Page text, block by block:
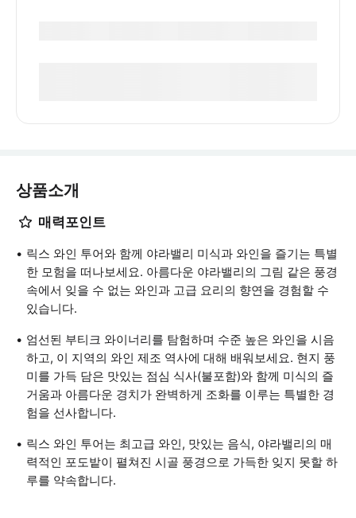
상품소개
매력포인트
릭스 와인 투어와 함께 야라밸리 미식과 와인을 즐기는 특별
한 모험을 떠나보세요. 아름다운 야라밸리의 그림 같은 풍경
속에서 잊을 수 없는 와인과 고급 요리의 향연을 경험할 수
있습니다.
엄선된 부티크 와이너리를 탐험하며 수준 높은 와인을 시음
하고, 이 지역의 와인 제조 역사에 대해 배워보세요. 현지 풍
미를 가득 담은 맛있는 점심 식사(불포함)와 함께 미식의 즐
거움과 아름다운 경치가 완벽하게 조화를 이루는 특별한 경
험을 선사합니다.
릭스 와인 투어는 최고급 와인, 맛있는 음식, 야라밸리의 매
력적인 포도밭이 펼쳐진 시골 풍경으로 가득한 잊지 못할 하
루를 약속합니다.